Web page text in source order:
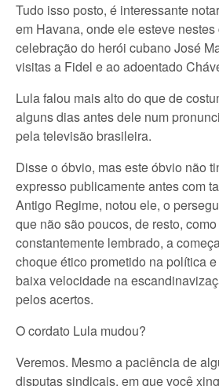
Tudo isso posto, é interessante
em Havana, onde ele esteve
celebração do herói cubano José
visitas a Fidel e ao adoentado
Lula falou mais alto do que de
alguns dias antes dele num
pela televisão brasileira.
Disse o óbvio, mas este óbvio não
expresso publicamente antes com
Antigo Regime, notou ele, o
que não são poucos, de resto,
constantemente lembrado, a
choque ético prometido na política
baixa velocidade na
pelos acertos.
O cordato Lula mudou?
Veremos. Mesmo a paciência de
disputas sindicais, em que você